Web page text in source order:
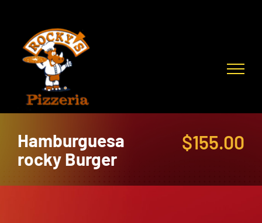
content
Hamburguesa
rocky Burger
$155.00